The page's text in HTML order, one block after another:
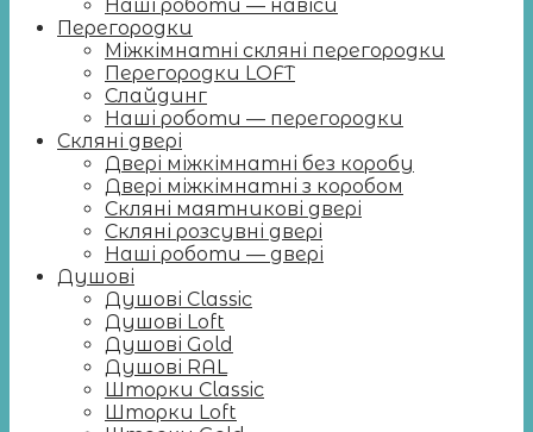
Наші роботи — навіси
Перегородки
Міжкімнатні скляні перегородки
Перегородки LOFT
Слайдинг
Наші роботи — перегородки
Скляні двері
Двері міжкімнатні без коробу
Двері міжкімнатні з коробом
Скляні маятникові двері
Скляні розсувні двері
Наші роботи — двері
Душові
Душові Classic
Душові Loft
Душові Gold
Душові RAL
Шторки Classic
Шторки Loft